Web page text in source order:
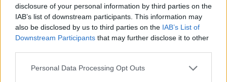
disclosure of your personal information by third parties on the
IAB’s list of downstream participants. This information may
also be disclosed by us to third parties on the IAB’s List of
Downstream Participants that may further disclose it to other
Please note that this website/app uses one or more Google
Personal Data Processing Opt Outs
Ακολουθήστε τοNEWSBEASTστοGoogle News